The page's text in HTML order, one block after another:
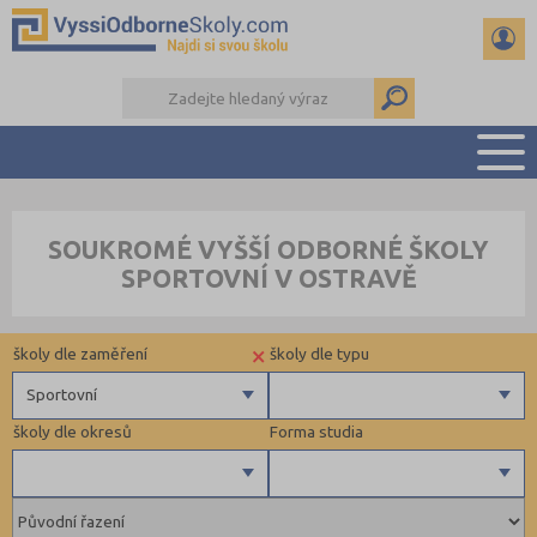
PŘÍPRAVA NA PŘIJÍMAČKY
KALENDÁŘ AKCÍ
DALŠÍ DRUHY ŠKOL
SOUKROMÉ VYŠŠÍ ODBORNÉ ŠKOLY
SPORTOVNÍ V OSTRAVĚ
Forma studia
školy dle okresů
Plzeň-město (1)
školy dle typu
×
Sportovní
školy dle zaměření
Zdravotnické
Pedagogické